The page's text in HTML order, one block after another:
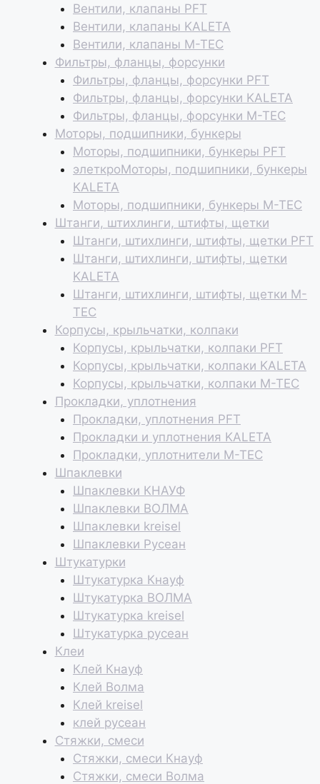
Вентили, клапаны PFT
Вентили, клапаны KALETA
Вентили, клапаны M-TEC
Фильтры, фланцы, форсунки
Фильтры, фланцы, форсунки PFT
Фильтры, фланцы, форсунки KALETA
Фильтры, фланцы, форсунки M-TEC
Моторы, подшипники, бункеры
Моторы, подшипники, бункеры PFT
элеткроМоторы, подшипники, бункеры
KALETA
Моторы, подшипники, бункеры M-TEC
Штанги, штихлинги, штифты, щетки
Штанги, штихлинги, штифты, щетки PFT
Штанги, штихлинги, штифты, щетки
KALETA
Штанги, штихлинги, штифты, щетки M-
TEC
Корпусы, крыльчатки, колпаки
Корпусы, крыльчатки, колпаки PFT
Корпусы, крыльчатки, колпаки KALETA
Корпусы, крыльчатки, колпаки M-TEC
Прокладки, уплотнения
Прокладки, уплотнения PFT
Прокладки и уплотнения KALETA
Прокладки, уплотнители M-TEC
Шпаклевки
Шпаклевки КНАУФ
Шпаклевки ВОЛМА
Шпаклевки kreisel
Шпаклевки Русеан
Штукатурки
Штукатурка Кнауф
Штукатурка ВОЛМА
Штукатурка kreisel
Штукатурка русеан
Клеи
Клей Кнауф
Клей Волма
Клей kreisel
клей русеан
Стяжки, смеси
Стяжки, смеси Кнауф
Стяжки, смеси Волма